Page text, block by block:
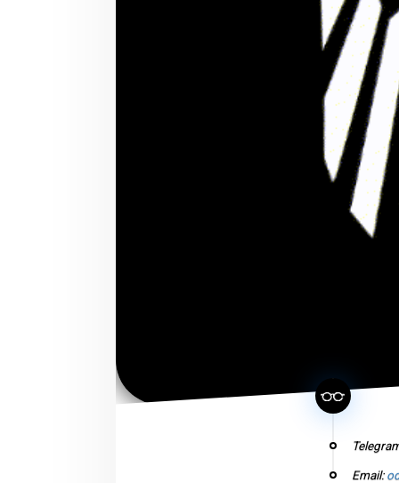
Email: